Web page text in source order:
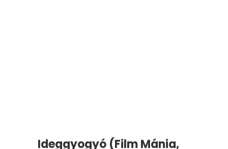
Ideggyogyó (Film Mánia,